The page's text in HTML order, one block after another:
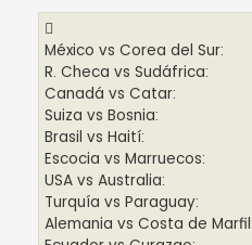
México vs Corea del Sur:
R. Checa vs Sudáfrica:
Canadá vs Catar:
Suiza vs Bosnia:
Brasil vs Haití:
Escocia vs Marruecos:
USA vs Australia:
Turquía vs Paraguay:
Alemania vs Costa de Marfil: